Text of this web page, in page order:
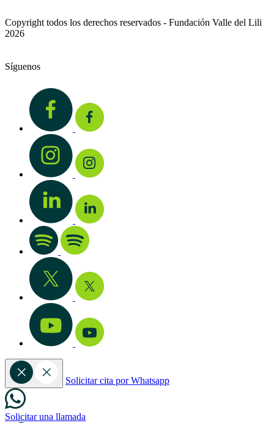
Copyright todos los derechos reservados - Fundación Valle del Lili
2026
Síguenos
Solicitar cita por Whatsapp
Solicitar una llamada